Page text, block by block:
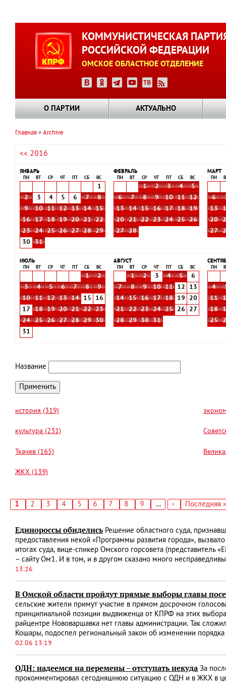
КОММУНИСТИЧЕСКАЯ
РОССИЙСКОЙ ФЕДЕРАЦИИ
ОМСКОЕ ОБЛАСТНОЕ ОТДЕЛЕНИЕ
О ПАРТИИ АКТУАЛЬНО
навигации
Главная Archive
<< 2016
ЯНВАРЬ
ПН ВТ СР ЧТ СБ ВС
1
2
3 4 5 6 7
8
9
10 11 12 13 14
15
16
17 18 19 20 21
22
23
24 25 26 27 28
29
30
31
ФЕВРАЛЬ
ПН ВТ СР ЧТ СБ ВС
1 2 3 4
5
6
7 8 9 10 11
12
13
14 15 16 17 18
19
20
21 22 23 24 25
26
27
28
МАРТ
ПН
6
13
20
27
ИЮЛЬ
ПН ВТ СР ЧТ СБ ВС
1
2
3
4 5 6 7 8
9
10
11 12 13 14 15
16
17
18 19 20 21 22
23
24
25 26 27 28 29
30
31
АВГУСТ
ПН ВТ СР ЧТ СБ ВС
1 2 3 4 5
6
7
8 9 10 11 12
13
14
15 16 17 18 19
20
21
22 23 24 25 26
27
28
29 30 31
ПН
4
11
18
25
Название
история (319)
культура (231)
Ткачев (165)
ЖКХ (139)
Текущая
1 Страница
2 Страница
3 Страница
4 Страница
5 Страница
6 Страница
7 Страница
8 Страница
9 …
Следующая
›
Последняя
Последняя »
Единороссы обиделись Решение областного суда,
предоставления некой «Программы развития города»,
итогах суда, вице-спикер Омского горсовета
– сайту Ом1. И в том, и в другом сказано много
13:26
В Омской области пройдут прямые выборы главы
сельские жители примут участие в прямом досрочном
принципиальной позиции выдвиженца от КПРФ на этих
райцентре Нововаршавка нет главы администрации. Так
Кошары, подоспел региональный закон об изменении
02.06 13:19
ОДН: надеемся на перемены – отступать некуда За
прокомментировал сегодняшнюю ситуацию с ОДН и в ЖКХ в